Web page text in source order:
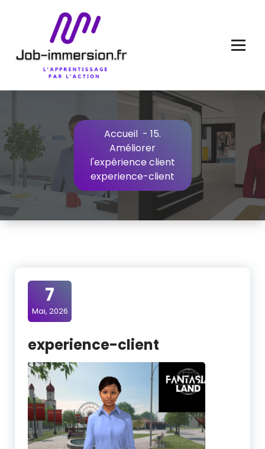
Accueil - 15.
Améliorer
l'expérience client
experience-client
7
Mai, 2026
experience-client